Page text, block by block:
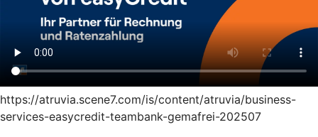
https://atruvia.scene7.com/is/content/atruvia/business-
services-easycredit-teambank-gemafrei-202507